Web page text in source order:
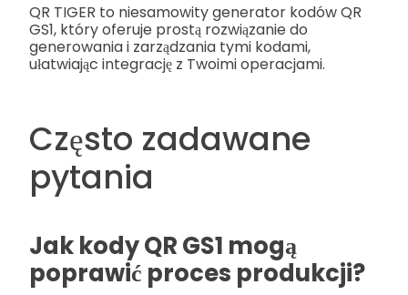
QR TIGER to niesamowity generator kodów QR
GS1, który oferuje prostą rozwiązanie do
generowania i zarządzania tymi kodami,
ułatwiając integrację z Twoimi operacjami.
Często zadawane
pytania
Jak kody QR GS1 mogą
poprawić proces produkcji?